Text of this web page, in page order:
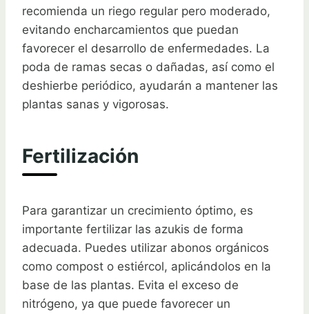
recomienda un riego regular pero moderado,
evitando encharcamientos que puedan
favorecer el desarrollo de enfermedades. La
poda de ramas secas o dañadas, así como el
deshierbe periódico, ayudarán a mantener las
plantas sanas y vigorosas.
Fertilización
Para garantizar un crecimiento óptimo, es
importante fertilizar las azukis de forma
adecuada. Puedes utilizar abonos orgánicos
como compost o estiércol, aplicándolos en la
base de las plantas. Evita el exceso de
nitrógeno, ya que puede favorecer un